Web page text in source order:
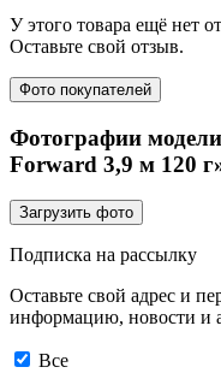
У этого товара ещё нет
Оставьте свой отзыв.
Фото покупателей
Фотографии
Forward 3,9 м 120
Загрузить фото
Подписка на рассылку
Оставьте свой адрес и
информацию, новости и
Все